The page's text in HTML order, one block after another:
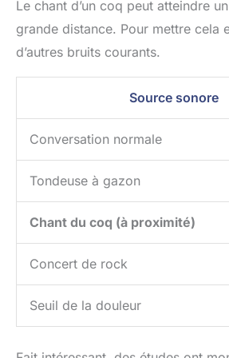
Le chant d’un coq peut atteindre
grande distance. Pour mettre
d’autres bruits courants.
Source sonore
Conversation normale
Tondeuse à gazon
Chant du coq (à proximité)
Concert de rock
Seuil de la douleur